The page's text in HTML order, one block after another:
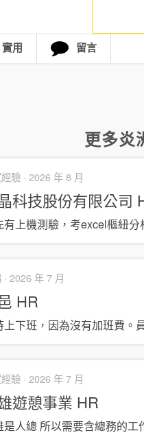
實用 留言
更多炎
驗 · 2026 年 8 月
科技股份有限公司
有上機測驗，考excel樞紐
2026 年 7 月
HR
上下班，因為沒有加班費。
驗 · 2026 年 7 月
遊憩事業 HR
是人總 所以需要含總務的